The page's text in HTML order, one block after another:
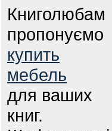
Книголюбам
пропонуємо
купить
мебель
для ваших
книг.